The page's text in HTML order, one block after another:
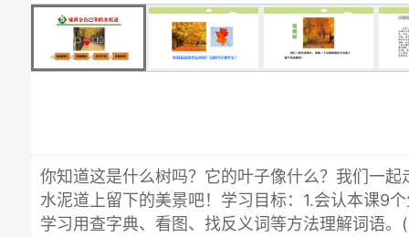
你知道这是什么树吗？它的叶子像什么？我们一
水泥道上留下的美景吧！学习目标：1.会认本课9
学习用查字典、看图、找反义词等方法理解词语